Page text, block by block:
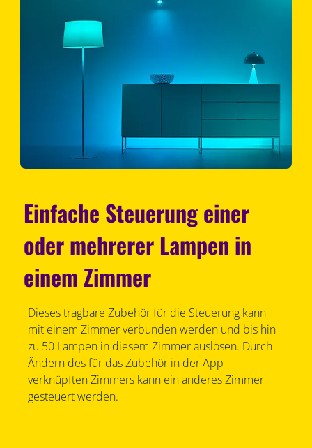
Einfache Steuerung einer
oder mehrerer Lampen in
einem Zimmer
Dieses tragbare Zubehör für die Steuerung kann
mit einem Zimmer verbunden werden und bis hin
zu 50 Lampen in diesem Zimmer auslösen. Durch
Ändern des für das Zubehör in der App
verknüpften Zimmers kann ein anderes Zimmer
gesteuert werden.